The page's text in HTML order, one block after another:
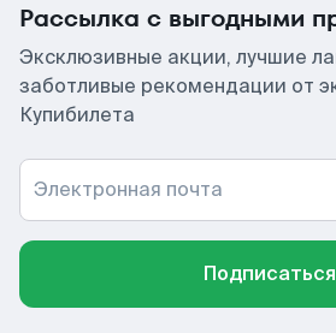
Рассылка с выгодными
Эксклюзивные акции, лучшие
заботливые рекомендации от
Купибилета
Электронная почта
Подписаться